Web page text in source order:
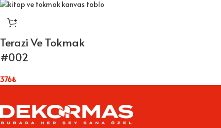
Terazi Ve Tokmak
#002
376₺